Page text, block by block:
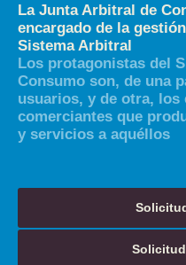
La Junta Arbitral de
encargado de la
Sistema Arbitral
Los protagonistas del
Consumo son, de una
usuarios, y de otra, los
comerciantes que
y servicios a aquéllos